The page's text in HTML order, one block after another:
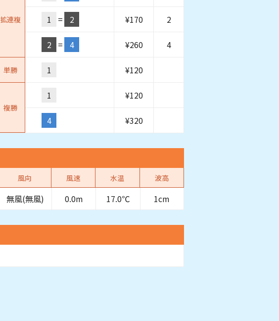
拡連複 1 = 2 ¥170 2
2 = 4 ¥260 4
単勝 1 ¥120
複勝
1 ¥120
4 ¥320
風向
無風(無風)
風速
0.0m
水温
17.0℃
波高
1cm